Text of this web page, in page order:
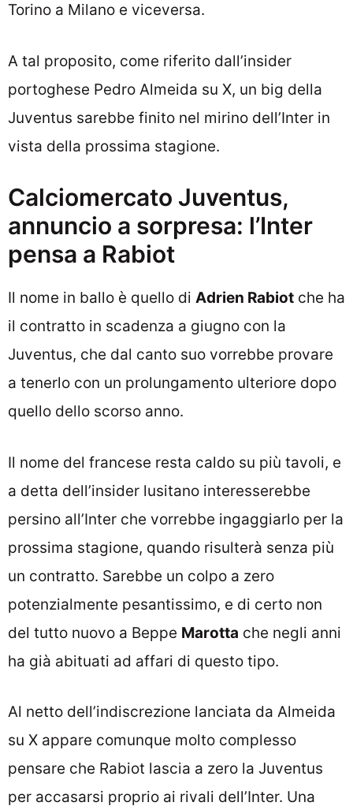
Torino a Milano e viceversa.
A tal proposito, come riferito dall’insider
portoghese Pedro Almeida su X, un big della
Juventus sarebbe finito nel mirino dell’Inter in
vista della prossima stagione.
Calciomercato Juventus,
annuncio a sorpresa: l’Inter
pensa a Rabiot
Il nome in ballo è quello di Adrien Rabiot che ha
il contratto in scadenza a giugno con la
Juventus, che dal canto suo vorrebbe provare
a tenerlo con un prolungamento ulteriore dopo
quello dello scorso anno.
Il nome del francese resta caldo su più tavoli, e
a detta dell’insider lusitano interesserebbe
persino all’Inter che vorrebbe ingaggiarlo per la
prossima stagione, quando risulterà senza più
un contratto. Sarebbe un colpo a zero
potenzialmente pesantissimo, e di certo non
del tutto nuovo a Beppe Marotta che negli anni
ha già abituati ad affari di questo tipo.
Al netto dell’indiscrezione lanciata da Almeida
su X appare comunque molto complesso
pensare che Rabiot lascia a zero la Juventus
per accasarsi proprio ai rivali dell’Inter. Una